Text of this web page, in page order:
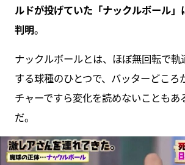
ルドが投げていた「ナックルボール
判明。
ナックルボールとは、ほぼ無回転で
する球種のひとつで、バッターどころ
チャーですら変化を読めないこともあ
だ。